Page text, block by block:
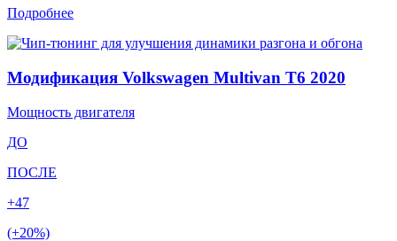
Подробнее
Модификация Volkswagen Multivan T6 2020
Мощность двигателя
ДО
ПОСЛЕ
+47
(+20%)